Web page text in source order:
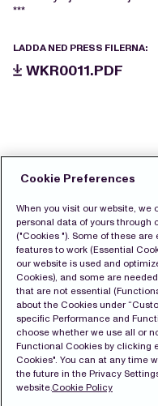
***
LADDA NED PRESS FILERNA:
WKR0011.PDF
Cookie Preferences
When you visit our website, we
personal data of yours
("Cookies "). Some of these
features to work (Essential
our website is used and
Cookies), and some are
that are not essential
about the Cookies under
specific Performance and
choose whether we use all or
Functional Cookies by clicking
Cookies". You can at any time
the future in the Privacy
website.Cookie Policy